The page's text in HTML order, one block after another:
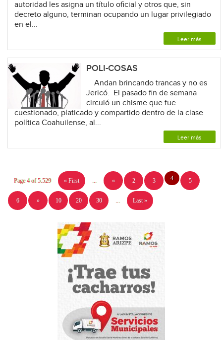
autoridad les asigna un título oficial y otros que, sin
decreto alguno, terminan ocupando un lugar privilegiado
en el...
Leer más
POLI-COSAS
Andan brincando trancas y no es
Jericó. El pasado fin de semana
circuló un chisme que fue
cuestionado, platicado y compartido dentro de la clase
política Coahuilense, al...
Leer más
Page 4 of 5.529 « First « 2 3 4 5
6 » 10 20 30 Last »